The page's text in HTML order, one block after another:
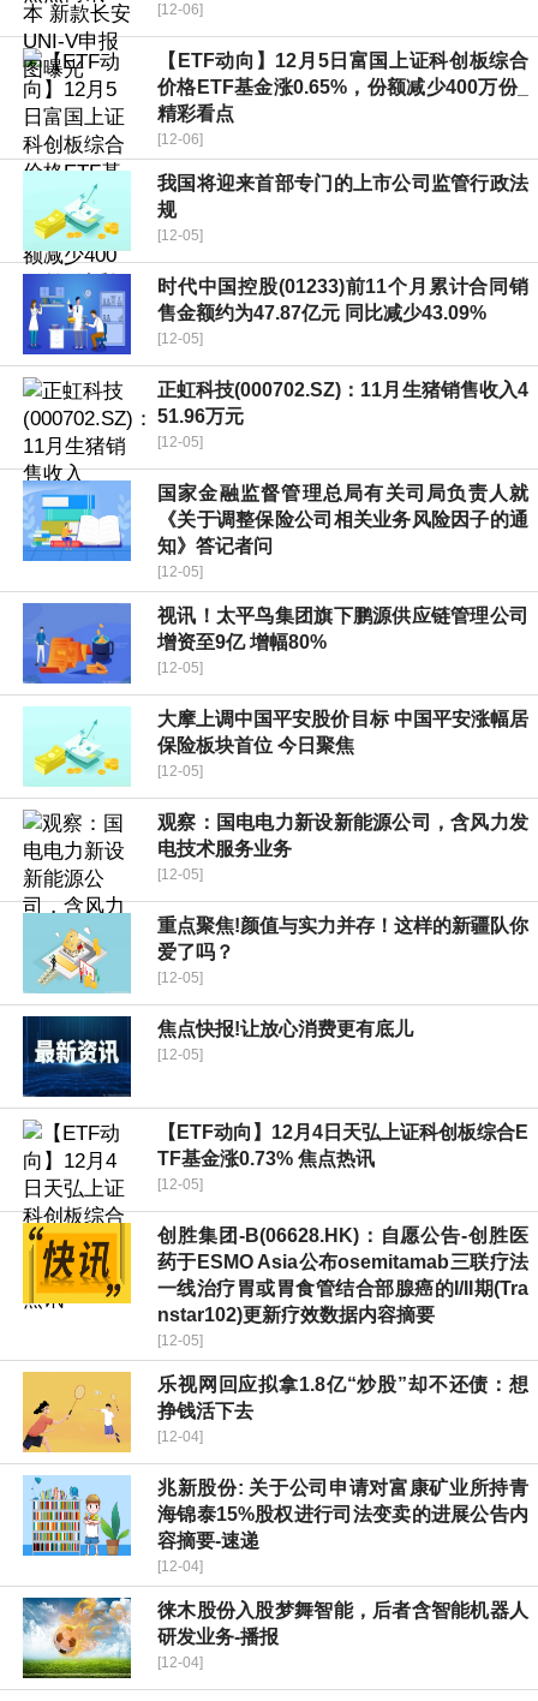
[12-06]
【ETF动向】12月5日富国上证科创板综合
价格ETF基金涨0.65%，份额减少400万份_
精彩看点
[12-06]
我国将迎来首部专门的上市公司监管行政法
规
[12-05]
时代中国控股(01233)前11个月累计合同销
售金额约为47.87亿元 同比减少43.09%
[12-05]
正虹科技(000702.SZ)：11月生猪销售收入4
51.96万元
[12-05]
国家金融监督管理总局有关司局负责人就
《关于调整保险公司相关业务风险因子的通
知》答记者问
[12-05]
视讯！太平鸟集团旗下鹏源供应链管理公司
增资至9亿 增幅80%
[12-05]
大摩上调中国平安股价目标 中国平安涨幅居
保险板块首位 今日聚焦
[12-05]
观察：国电电力新设新能源公司，含风力发
电技术服务业务
[12-05]
重点聚焦!颜值与实力并存！这样的新疆队你
爱了吗？
[12-05]
焦点快报!让放心消费更有底儿
[12-05]
【ETF动向】12月4日天弘上证科创板综合E
TF基金涨0.73% 焦点热讯
[12-05]
创胜集团-B(06628.HK)：自愿公告-创胜医
药于ESMO Asia公布osemitamab三联疗法
一线治疗胃或胃食管结合部腺癌的I/II期(Tra
nstar102)更新疗效数据内容摘要
[12-05]
乐视网回应拟拿1.8亿“炒股”却不还债：想
挣钱活下去
[12-04]
兆新股份: 关于公司申请对富康矿业所持青
海锦泰15%股权进行司法变卖的进展公告内
容摘要-速递
[12-04]
徕木股份入股梦舞智能，后者含智能机器人
研发业务-播报
[12-04]